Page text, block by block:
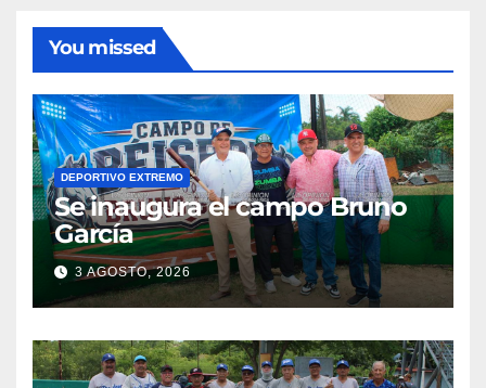
You missed
DEPORTIVO EXTREMO
Se inaugura el campo Bruno
García
3 AGOSTO, 2026